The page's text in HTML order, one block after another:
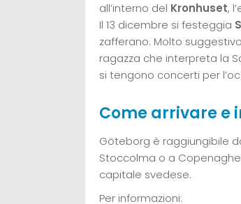
all’interno del Kronhuset,
Il 13 dicembre si festeggia
zafferano. Molto
ragazza che interpreta la
si tengono concerti per
Come arrivare e
Göteborg è raggiungibile
Stoccolma o a
capitale svedese.
Per informazioni: